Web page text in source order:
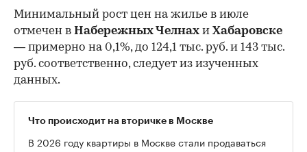
Минимальный рост цен на жилье в июле
отмечен в Набережных Челнах и Хабаровске
— примерно на 0,1%, до 124,1 тыс. руб. и 143 тыс.
руб. соответственно, следует из изученных
данных.
Что происходит на вторичке в Москве
В 2026 году квартиры в Москве стали продаваться